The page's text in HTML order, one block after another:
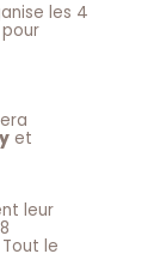
les 4
pour
et
leur
le